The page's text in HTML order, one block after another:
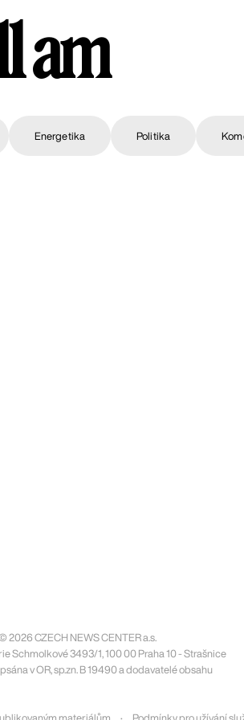
am
Energetika Politika
2026 CZECH NEWS CENTER a.s.
Schmolkové 3493/1, 100 00 Praha 10 - Strašnice
v OR, sp.zn. B 19490 a dodavatelé obsahu